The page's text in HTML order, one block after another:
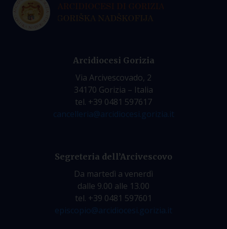
Arcidiocesi Gorizia
Via Arcivescovado, 2
34170 Gorizia – Italia
tel. +39 0481 597617
cancelleria@arcidiocesi.gorizia.it
Segreteria dell’Arcivescovo
Da martedì a venerdì
dalle 9.00 alle 13.00
tel. +39 0481 597601
episcopio@arcidiocesi.gorizia.it